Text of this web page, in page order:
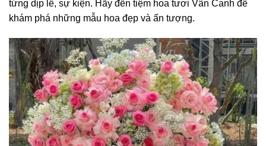
từng dịp lễ, sự kiện. Hãy đến tiệm hoa tươi Vân Canh để
khám phá những mẫu hoa đẹp và ấn tượng.